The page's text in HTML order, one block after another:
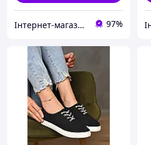
Інтернет-магазин Minimalka.com - мінімальні ціни на одяг та взуття, спідню білизну та інші товари 97%